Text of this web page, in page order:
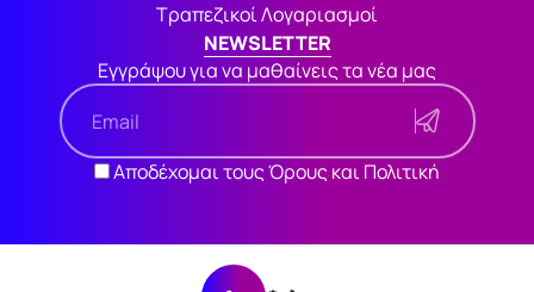
Τραπεζικοί Λογαριασμοί
NEWSLETTER
Εγγράψου για να μαθαίνεις τα νέα μας
Αποδέχομαι τους Όρους και Πολιτική